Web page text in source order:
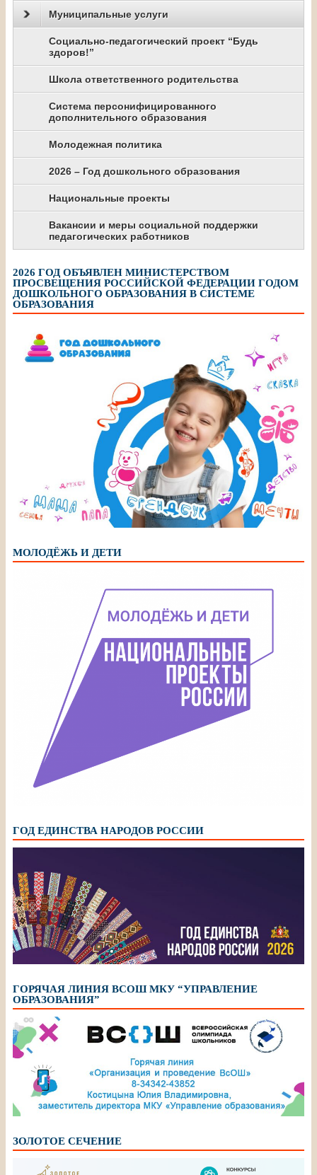
Муниципальные услуги
Социально-педагогический проект “Будь
здоров!”
Школа ответственного родительства
Система персонифицированного
дополнительного образования
Молодежная политика
2026 – Год дошкольного образования
Национальные проекты
Вакансии и меры социальной поддержки
педагогических работников
2026 ГОД ОБЪЯВЛЕН МИНИСТЕРСТВОМ
ПРОСВЕЩЕНИЯ РОССИЙСКОЙ ФЕДЕРАЦИИ ГОДОМ
ДОШКОЛЬНОГО ОБРАЗОВАНИЯ В СИСТЕМЕ
ОБРАЗОВАНИЯ
МОЛОДЁЖЬ И ДЕТИ
ГОД ЕДИНСТВА НАРОДОВ РОССИИ
ГОРЯЧАЯ ЛИНИЯ ВСОШ МКУ “УПРАВЛЕНИЕ
ОБРАЗОВАНИЯ”
ЗОЛОТОЕ СЕЧЕНИЕ